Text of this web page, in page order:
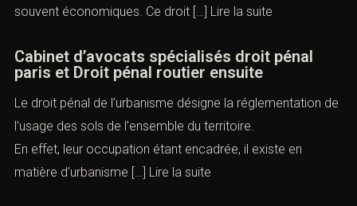
souvent économiques. Ce droit […] Lire la suite
Cabinet d’avocats spécialisés droit pénal
paris et Droit pénal routier ensuite
Le droit pénal de l’urbanisme désigne la réglementation de
l’usage des sols de l’ensemble du territoire.
En effet, leur occupation étant encadrée, il existe en
matière d’urbanisme […] Lire la suite